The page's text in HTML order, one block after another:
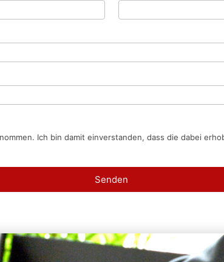
Ich bin damit einverstanden, dass die dabei
Senden